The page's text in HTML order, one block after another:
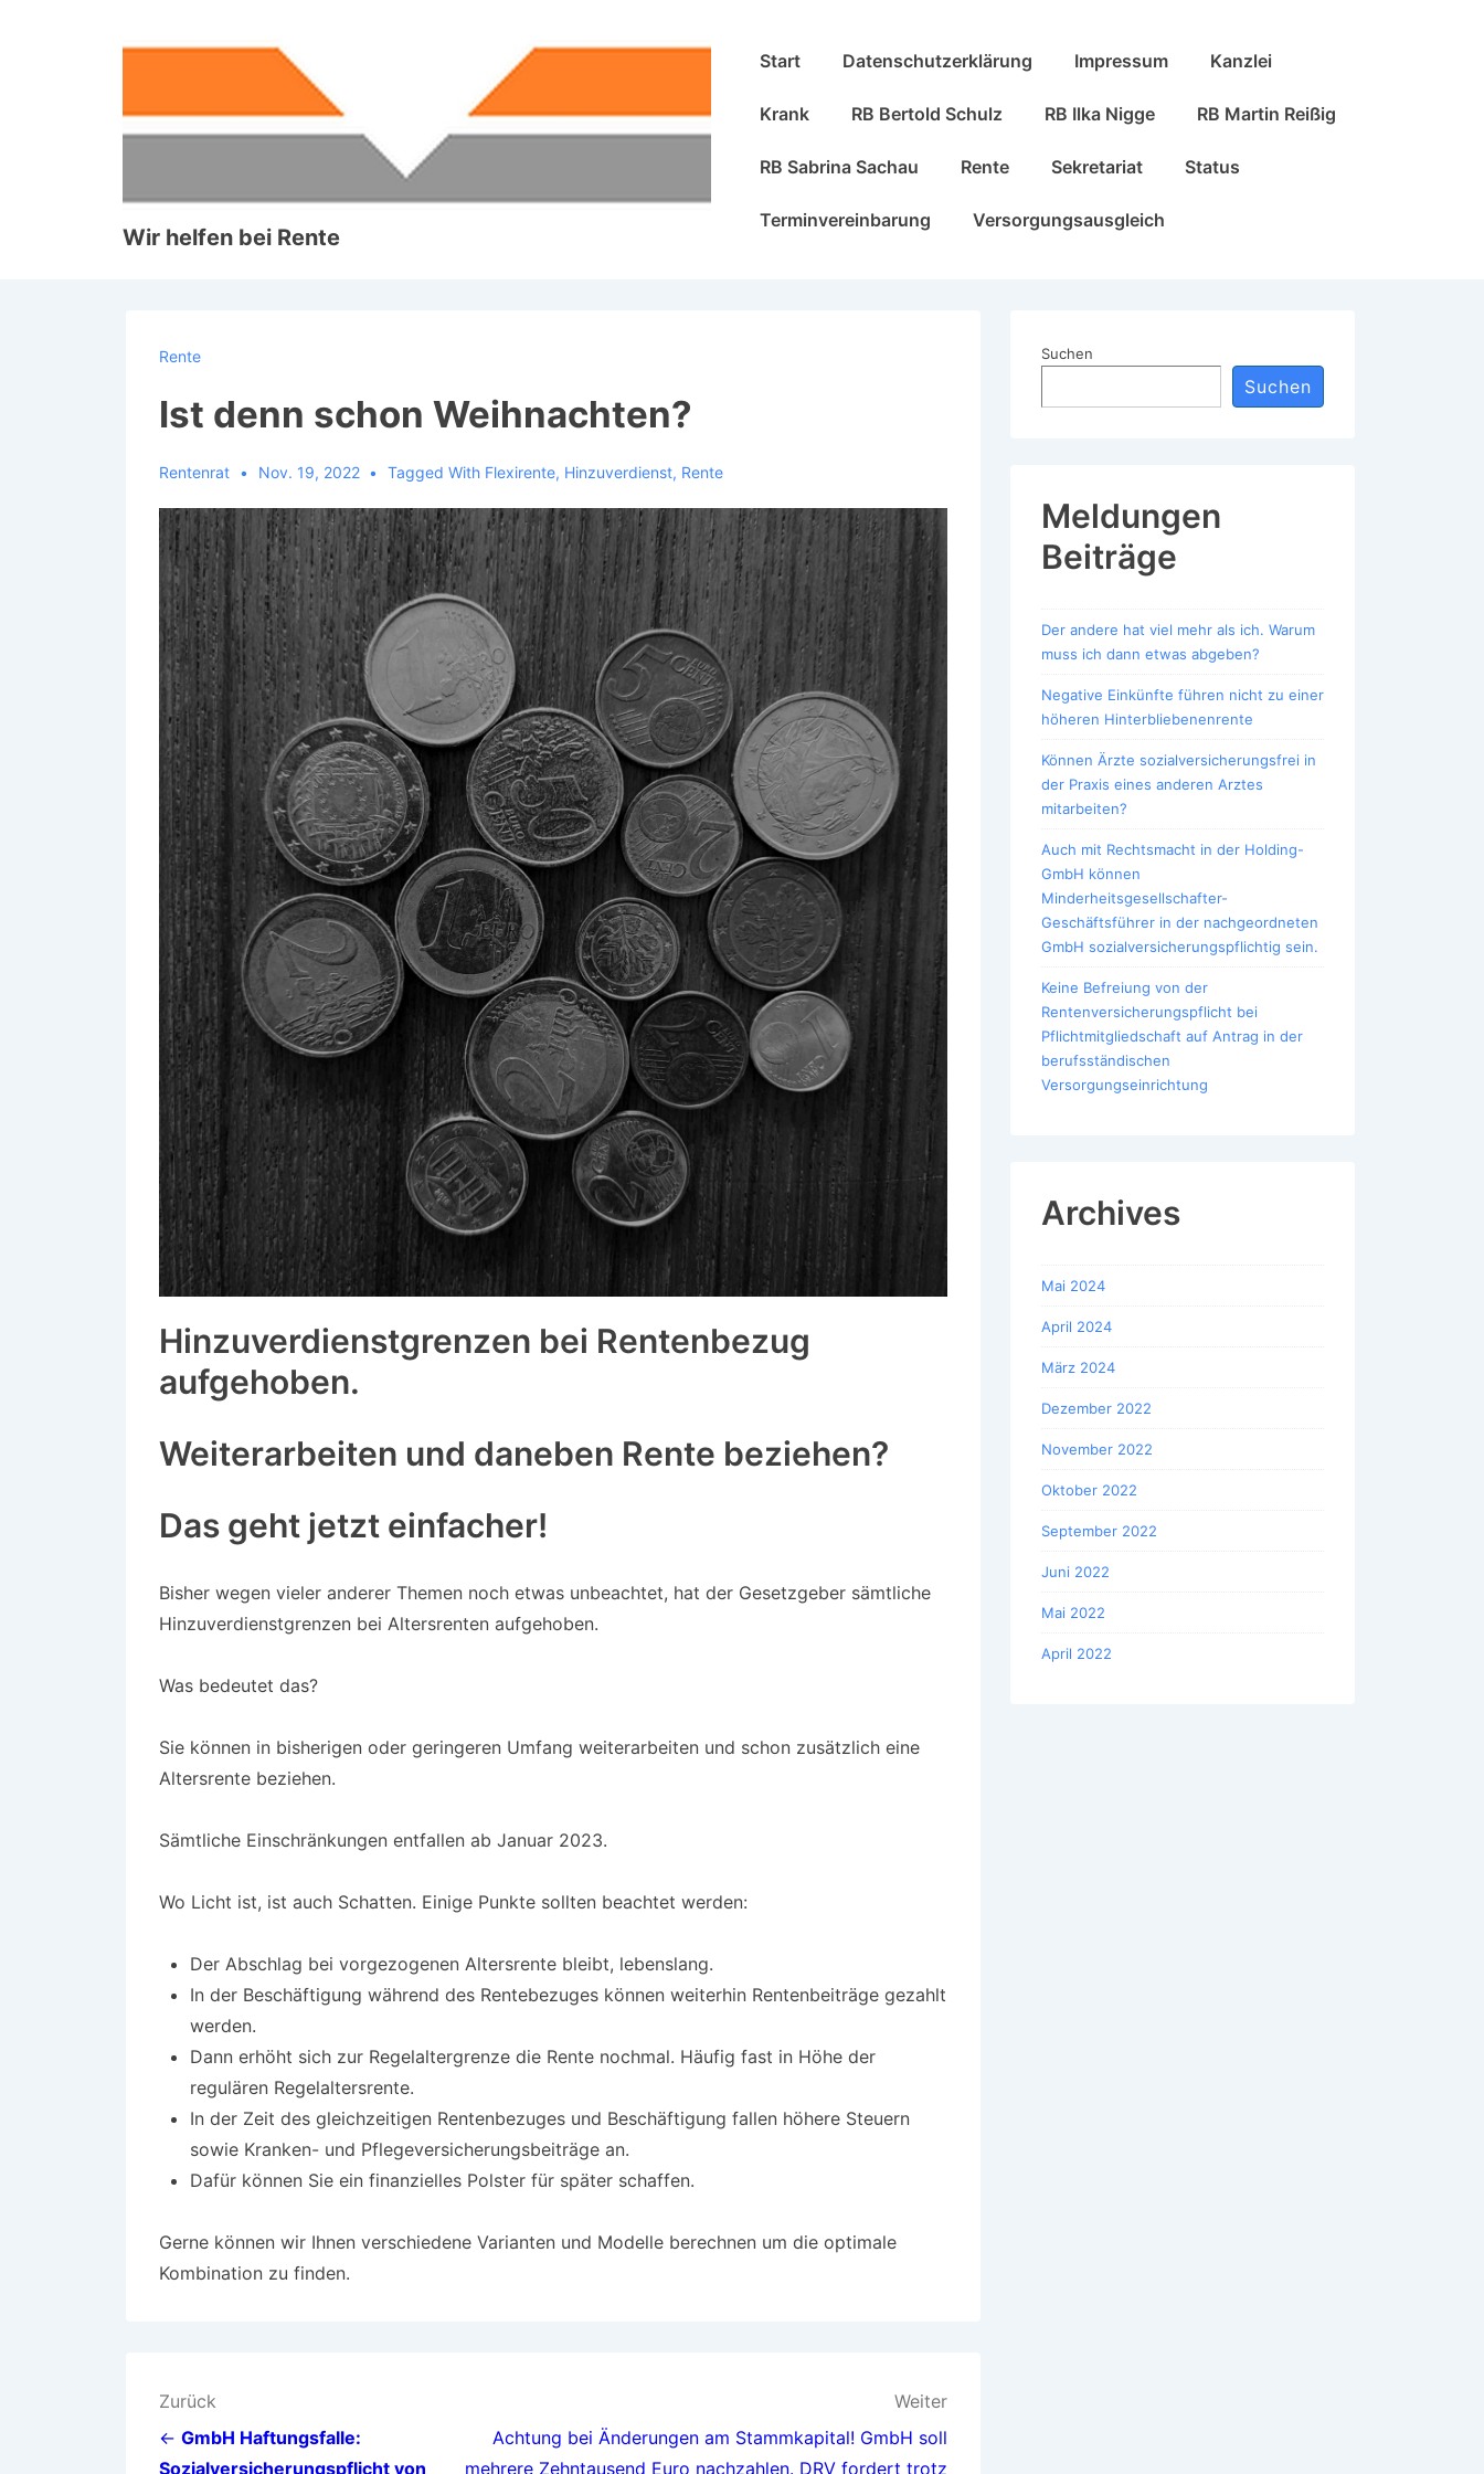
Wir helfen bei Rente
Hauptnavigation
Start Datenschutzerklärung Impressum Kanzlei
Krank RB Bertold Schulz RB Ilka Nigge RB Martin Reißig
RB Sabrina Sachau Rente Sekretariat Status
Terminvereinbarung Versorgungsausgleich
Rente
Ist denn schon Weihnachten?
Rentenrat Nov. 19, 2022 Tagged With Flexirente, Hinzuverdienst, Rente
Hinzuverdienstgrenzen bei Rentenbezug
aufgehoben.
Weiterarbeiten und daneben Rente beziehen?
Das geht jetzt einfacher!
Bisher wegen vieler anderer Themen noch etwas unbeachtet, hat der Gesetzgeber sämtliche
Hinzuverdienstgrenzen bei Altersrenten aufgehoben.
Was bedeutet das?
Sie können in bisherigen oder geringeren Umfang weiterarbeiten und schon zusätzlich eine
Altersrente beziehen.
Sämtliche Einschränkungen entfallen ab Januar 2023.
Wo Licht ist, ist auch Schatten. Einige Punkte sollten beachtet werden:
Der Abschlag bei vorgezogenen Altersrente bleibt, lebenslang.
In der Beschäftigung während des Rentebezuges können weiterhin Rentenbeiträge gezahlt
werden.
Dann erhöht sich zur Regelaltergrenze die Rente nochmal. Häufig fast in Höhe der
regulären Regelaltersrente.
In der Zeit des gleichzeitigen Rentenbezuges und Beschäftigung fallen höhere Steuern
sowie Kranken- und Pflegeversicherungsbeiträge an.
Dafür können Sie ein finanzielles Polster für später schaffen.
Gerne können wir Ihnen verschiedene Varianten und Modelle berechnen um die optimale
Kombination zu finden.
Beitragsnavigation
Zurück
← GmbH Haftungsfalle:
Sozialversicherungspflicht von
Weiter
Achtung bei Änderungen am Stammkapital! GmbH soll
mehrere Zehntausend Euro nachzahlen. DRV fordert trotz
Suchen
Suchen
Meldungen
Beiträge
Der andere hat viel mehr als ich. Warum
muss ich dann etwas abgeben?
Negative Einkünfte führen nicht zu einer
höheren Hinterbliebenenrente
Können Ärzte sozialversicherungsfrei in
der Praxis eines anderen Arztes
mitarbeiten?
Auch mit Rechtsmacht in der Holding-
GmbH können
Minderheitsgesellschafter-
Geschäftsführer in der nachgeordneten
GmbH sozialversicherungspflichtig sein.
Keine Befreiung von der
Rentenversicherungspflicht bei
Pflichtmitgliedschaft auf Antrag in der
berufsständischen
Versorgungseinrichtung
Archives
Mai 2024
April 2024
März 2024
Dezember 2022
November 2022
Oktober 2022
September 2022
Juni 2022
Mai 2022
April 2022